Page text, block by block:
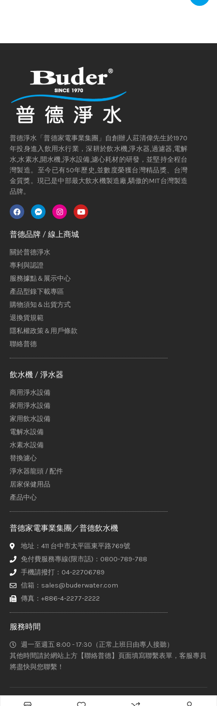
普德淨水「普德家電事業集團」自創辦人莊清偉先生於1970
年投身進入飲用水行業，深耕於飲水機,淨水器,過濾器,電解
水,水素水,開水機,淨水設備,濾心耗材的研發，並堅持全程台
灣製造。至今已有50年歷史,並數度榮獲台灣精品獎、台灣
金質獎。現已是中部最大飲水機製造廠,驕傲的MIT台灣製造
品牌。
普德品牌 / 線上商城
關於普德淨水
專利與認證
服務據點＆展示中心
產品型錄下載專區
購物須知＆出貨方式
退換貨規範
隱私權政策＆用戶條款
聯絡普德
飲水機 / 淨水器
商用淨水設備
家用淨水設備
家用飲水設備
電解水設備
水素水設備
替換濾心
淨水器龍頭 / 配件
居家保健用品
產品中心
普德家電事業集團／普德飲水機
地址：411 台中市太平區東平路769號
免付費服務專線(限市話)：0800-789-788
手機請撥打：04-22706789
信箱：sales@buderwater.com
傳真：+886-4-2277-2222
服務時間
週一至週五 8:00 - 17:30（正常上班日由專人接聽）
其他時間請於網站上方【聯絡普德】頁面填寫聯繫表單，客服專員
將盡快與您聯繫！